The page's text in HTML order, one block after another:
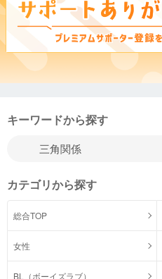
キーワードから探す
カテゴリから探す
総合TOP
女性
BL（ボーイズラブ）